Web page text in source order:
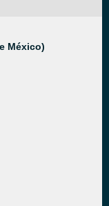
México)